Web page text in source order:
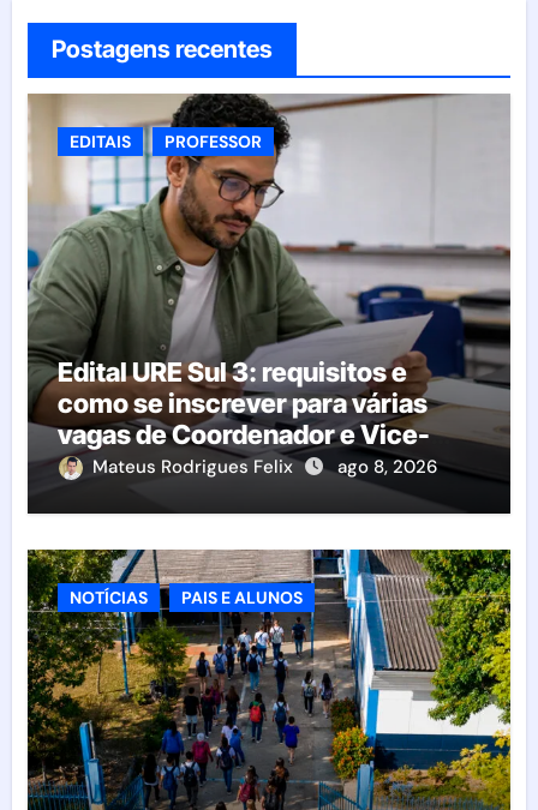
Postagens recentes
EDITAIS PROFESSOR
Edital URE Sul 3: requisitos e
como se inscrever para várias
vagas de Coordenador e Vice-
Diretor
Mateus Rodrigues Felix ago 8, 2026
NOTÍCIAS PAIS E ALUNOS